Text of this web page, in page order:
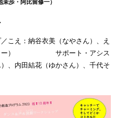
歩・阿比留修一）
こえ：納谷衣美（なやさん）、え
っきー） サポート・アシス
、内田結花（ゆかさん）、千代そ